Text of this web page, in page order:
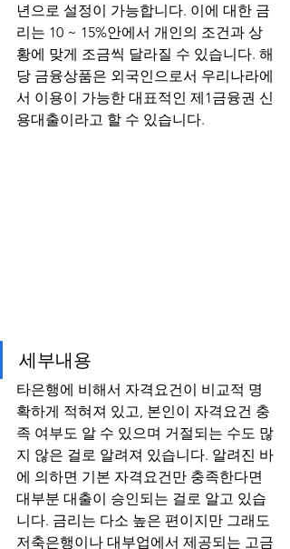
년으로 설정이 가능합니다. 이에 대한 금
리는 10 ~ 15%안에서 개인의 조건과 상
황에 맞게 조금씩 달라질 수 있습니다. 해
당 금융상품은 외국인으로서 우리나라에
서 이용이 가능한 대표적인 제1금융권 신
용대출이라고 할 수 있습니다.
세부내용
타은행에 비해서 자격요건이 비교적 명
확하게 적혀져 있고, 본인이 자격요건 충
족 여부도 알 수 있으며 거절되는 수도 많
지 않은 걸로 알려져 있습니다. 알려진 바
에 의하면 기본 자격요건만 충족한다면
대부분 대출이 승인되는 걸로 알고 있습
니다. 금리는 다소 높은 편이지만 그래도
저축은행이나 대부업에서 제공되는 고금